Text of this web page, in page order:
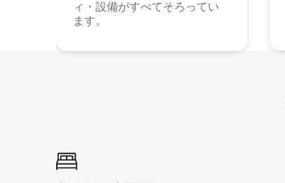
ィ・設備がすべてそろってい
ます。